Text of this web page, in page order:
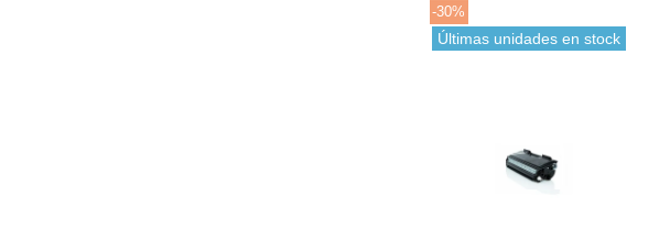
-30%
Últimas unidades en stock